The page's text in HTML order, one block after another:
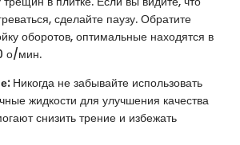
сделайте паузу. Обратите
оборотов, оптимальные находятся в
о/мин.
Никогда не забывайте использовать
жидкости для улучшения качества
снизить трение и избежать